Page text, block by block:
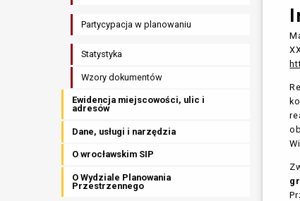
Partycypacja w planowaniu
Statystyka
Wzory dokumentów
Ewidencja miejscowości, ulic i
adresów
Dane, usługi i narzędzia
O wrocławskim SIP
O Wydziale Planowania
Przestrzennego